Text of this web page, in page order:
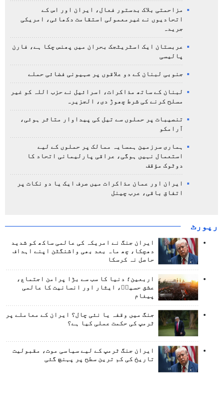
مزاحمتی بلاک بدستور فعال، ایران اور اس کے
اتحادیوں نے غیرمعمولی استقامت دکھائی، امریکی
جریدہ
عربستان ایک اسٹریٹجک بحران میں پھنس چکا ہے، فارن
پالیسی
جنوبی لبنان کے دو علاقوں پر صہیونی فضائی حملے
لبنان کے ساتھ مذاکرات، اسرائیل نے حزب اللہ کو غیر
مسلح کرنے کی شرط چھوڑ دی، الجزیرہ
تنصیبات پر حملوں سے تیل کی پیداوار متاثر ہوئی،
آرامکو
ہماری سرزمین ہمسایہ ممالک پر حملوں کے لیے
استعمال نہیں ہوگی، عراقی پارلیمانی اتحاد کا
دوٹوک مؤقف
ایران اور عمان مذاکرات میں صرف ایک یا دو نکات پر
اتفاق باقی، عرب چینل
رپورٹ
ایران جنگ نے امریکہ کی عالمی ساکھ کو شدید
دھچکا، چھ ماہ بعد بھی واشنگٹن اپنے اہداف
حاصل نہ کرسکا
اربعین؛ دنیا کا سب سے بڑا پرامن اجتماع،
عشق حسینؑ، ایثار اور انسانیت کا عالمی
پیغام
جنگ میں وقفہ یا نئی چال؟ ایران کے معاملے پر
ٹرمپ کی حکمت عملی کیا ہے؟
ایران جنگ ٹرمپ کے لیے سیاسی موت، مقبولیت
تاریخ کی کم ترین سطح پر پہنچ گئی